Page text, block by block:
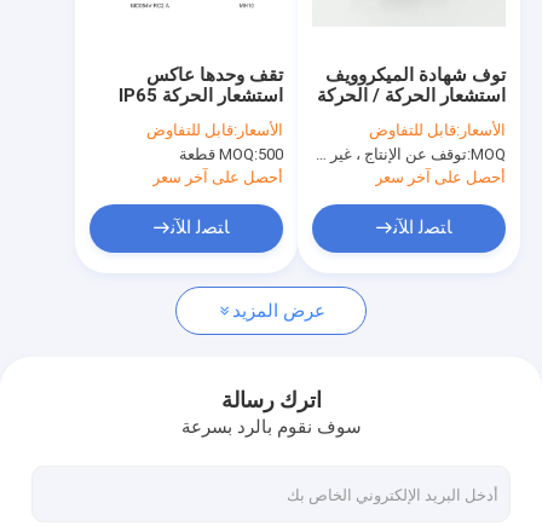
مراقبة الجودة
اتصل بنا
أخبار
الميكروويف استشعار الحركة
تقف وحدها عاكس
استشعار الحركة IP65
اختراع جديدة للتحكم عن
بعد
الأسعار:قابل للتفاوض
MOQ:500 قطعة
أحصل على آخر سعر
ﺎﺘﺼﻟ ﺍﻶﻧ
توف شهادة الميكروويف
استشعار الحركة / الحركة
للكشف عن الإضاءة
الأسعار:قابل للتفاوض
MOQ: توقف عن الإنتاج ، غير متوفر.
أحصل على آخر سعر
ﺎﺘﺼﻟ ﺍﻶﻧ
عرض المزيد
اترك رسالة
سوف نقوم بالرد بسرعة